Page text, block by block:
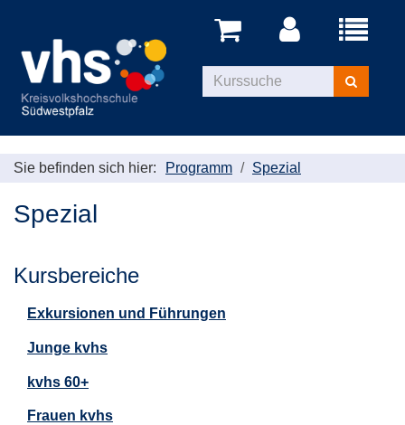
Menü
Kurse
suchen
Sie befinden sich hier: Programm Spezial
Spezial
Kursbereiche
Exkursionen und Führungen
Junge kvhs
kvhs 60+
Frauen kvhs